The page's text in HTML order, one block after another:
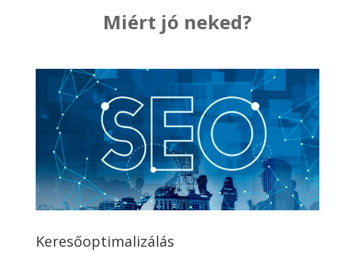
Miért jó neked?
Keresőoptimalizálás